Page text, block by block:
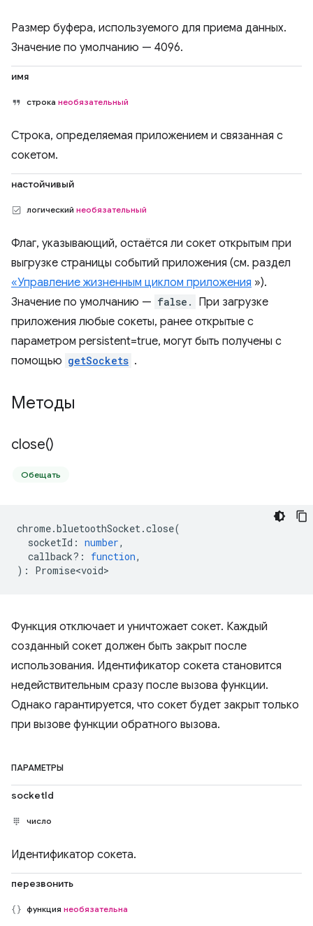
Размер буфера, используемого для приема данных.
Значение по умолчанию — 4096.
имя
строка необязательный
Строка, определяемая приложением и связанная с
сокетом.
настойчивый
логический необязательный
Флаг, указывающий, остаётся ли сокет открытым при
выгрузке страницы событий приложения (см. раздел
«Управление жизненным циклом приложения »).
Значение по умолчанию — false.
При загрузке
приложения любые сокеты, ранее открытые с
параметром persistent=true, могут быть получены с
помощью getSockets .
Методы
close()
Обещать
chrome.bluetoothSocket.close(
socketId : number,
callback? : function,
) : Promise<void>
Функция отключает и уничтожает сокет. Каждый
созданный сокет должен быть закрыт после
использования. Идентификатор сокета становится
недействительным сразу после вызова функции.
Однако гарантируется, что сокет будет закрыт только
при вызове функции обратного вызова.
ПАРАМЕТРЫ
socketId
число
Идентификатор сокета.
перезвонить
функция необязательна